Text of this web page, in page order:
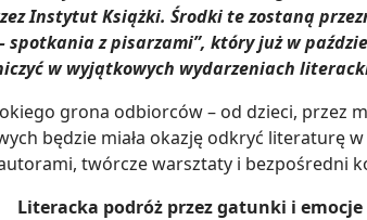
Instytut Książki. Środki te zostaną
spotkania z pisarzami”, który już w
w wyjątkowych wydarzeniach
grona odbiorców – od dzieci, przez
będzie miała okazję odkryć literaturę
twórcze warsztaty i bezpośredni
Literacka podróż przez gatunki i emocje